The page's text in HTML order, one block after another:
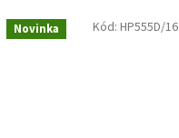
Novinka Kód:HP555D/16